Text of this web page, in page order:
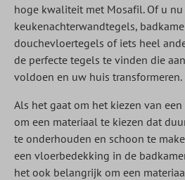
hoge kwaliteit met Mosafil. Of u
keukenachterwandtegels,
douchevloertegels of iets heel
de perfecte tegels te vinden die
voldoen en uw huis transformeren.
Als het gaat om het kiezen van
om een materiaal te kiezen dat
te onderhouden en schoon te
een vloerbedekking in de
het ook belangrijk om een